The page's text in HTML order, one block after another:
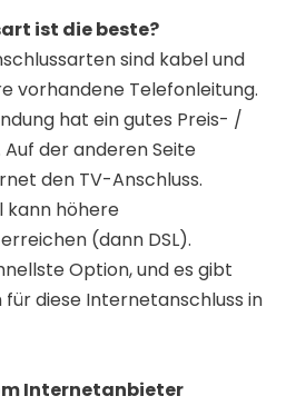
ist die beste?
sind kabel und
vorhandene Telefonleitung.
hat ein gutes Preis- /
der anderen Seite
den TV-Anschluss.
kann höhere
(dann DSL).
Option, und es gibt
diese Internetanschluss in
Internetanbieter